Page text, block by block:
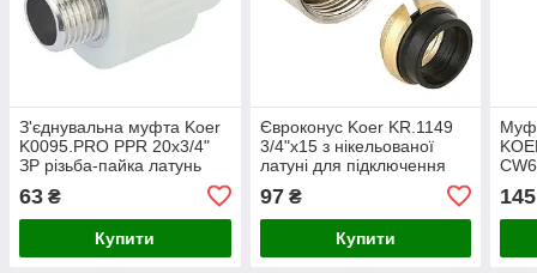
З'єднувальна муфта Koer
K0095.PRO PPR 20x3/4"
ЗР різьба-пайка латунь
сірий, Чехія (KP0114)
63 ₴
Купити
Євроконус Koer KR.1149
3/4"x15 з нікельованої
латуні для підключення
мідної труби до водяної
теплої підлоги(KR5131)
97₴
Купити
145